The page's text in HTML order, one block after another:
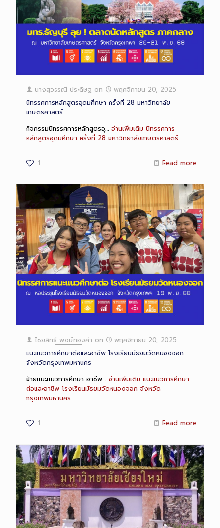
นางสุวรรณี ประดิษฐ on
พฤศจิกายน 20, 2025
นิทรรศการหลักสูตรอุดมศึกษา ครั้งที่ 28 มหาวิทยาลัย
เกษตรศาสตร์
กิจกรรมนิทรรศการหลักสูตรอุ… อ่านเพิ่มเติม นิทรรศการ
หลักสูตรอุดมศึกษา ครั้งที่ 28 มหาวิทยาลัยเกษตรศาสตร์
1 Read more
ไชยสิทธิ์ พงษ์ทองคำ on
พฤศจิกายน 20, 2025
แนะแนวการศึกษาต่อและอาชีพ โรงเรียนมัธยมวัดหนองจอก
จังหวัดกรุงเทพมหานคร
ฝ่ายเเนะเเนวการศึกษา อาชีพ… อ่านเพิ่มเติม แนะแนวการศึกษา
ต่อและอาชีพ โรงเรียนมัธยมวัดหนองจอก จังหวัด
กรุงเทพมหานคร
1 Read more